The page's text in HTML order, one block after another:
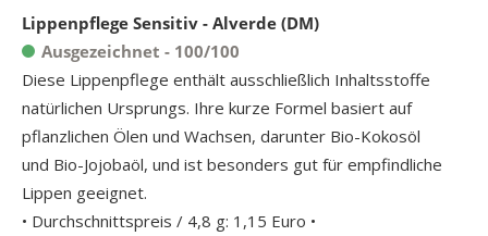
Lippenpflege Sensitiv - Alverde (DM)
Ausgezeichnet - 100/100
Diese Lippenpflege enthält ausschließlich Inhaltsstoffe
natürlichen Ursprungs. Ihre kurze Formel basiert auf
pflanzlichen Ölen und Wachsen, darunter Bio-Kokosöl
und Bio-Jojobaöl, und ist besonders gut für empfindliche
Lippen geeignet.
• Durchschnittspreis / 4,8 g: 1,15 Euro •